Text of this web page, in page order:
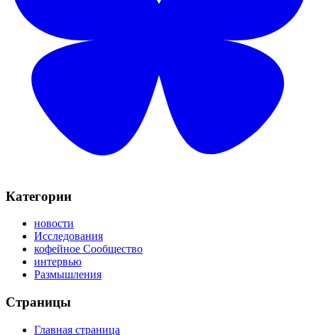
Категории
новости
Исследования
кофейное Сообщество
интервью
Размышления
Страницы
Главная страница